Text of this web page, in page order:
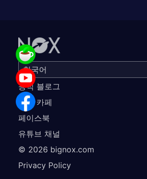
공식 블로그
공식 카페
페이스북
유튜브 채널
© 2026 bignox.com
Privacy Policy